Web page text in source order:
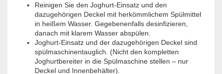
Reinigen Sie den Joghurt-Einsatz und den
dazugehörigen Deckel mit herkömmlichem Spülmittel
in heißem Wasser. Gegebenenfalls desinfizieren,
danach mit klarem Wasser abspülen.
Joghurt-Einsatz und der dazugehörigen Deckel sind
spülmaschinentauglich. (Nicht den kompletten
Joghurtbereiter in die Spülmaschine stellen – nur
Deckel und Innenbehälter).